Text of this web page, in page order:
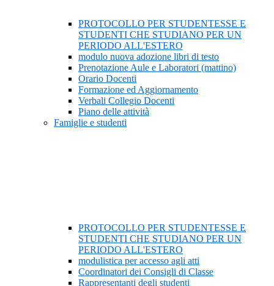
PROTOCOLLO PER STUDENTESSE E
STUDENTI CHE STUDIANO PER UN
PERIODO ALL'ESTERO
modulo nuova adozione libri di testo
Prenotazione Aule e Laboratori (mattino)
Orario Docenti
Formazione ed Aggiornamento
Verbali Collegio Docenti
Piano delle attività
Famiglie e studenti
PROTOCOLLO PER STUDENTESSE E
STUDENTI CHE STUDIANO PER UN
PERIODO ALL'ESTERO
modulistica per accesso agli atti
Coordinatori dei Consigli di Classe
Rappresentanti degli studenti